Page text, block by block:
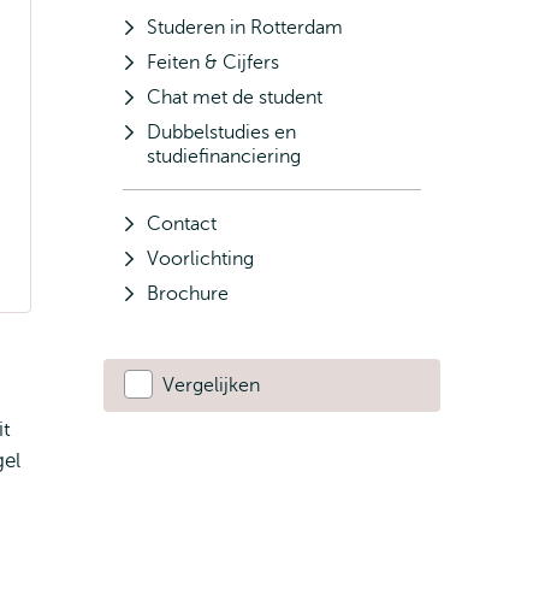
Studeren in Rotterdam
Feiten & Cijfers
Chat met de student
Dubbelstudies en
studiefinanciering
Contact
Voorlichting
Brochure
Vergelijken